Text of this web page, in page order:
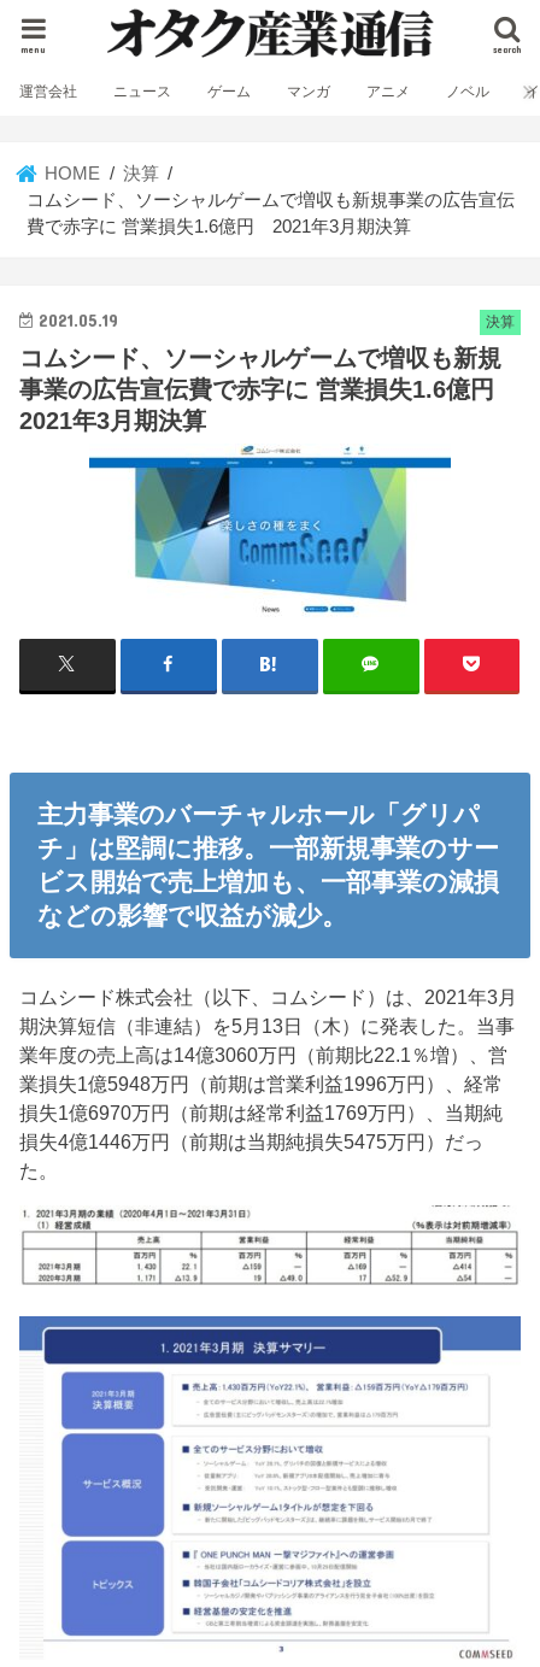
search
menu
運営会社 ニュース ゲーム マンガ アニメ ノベル
HOME
決算
コムシード、ソーシャルゲームで増収も新規事業の広告宣伝
費で赤字に 営業損失1.6億円 2021年3月期決算
決算
2021.05.19
コムシード、ソーシャルゲームで増収も新規
事業の広告宣伝費で赤字に 営業損失1.6億円
2021年3月期決算
主力事業のバーチャルホール「グリパ
チ」は堅調に推移。一部新規事業のサー
ビス開始で売上増加も、一部事業の減損
などの影響で収益が減少。
コムシード株式会社（以下、コムシード）は、2021年3月
期決算短信（非連結）を5月13日（木）に発表した。当事
業年度の売上高は14億3060万円（前期比22.1％増）、営
業損失1億5948万円（前期は営業利益1996万円）、経常
損失1億6970万円（前期は経常利益1769万円）、当期純
損失4億1446万円（前期は当期純損失5475万円）だっ
た。